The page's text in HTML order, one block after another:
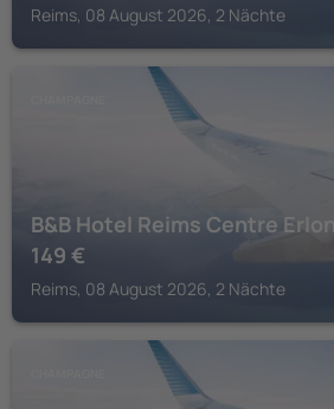
Reims, 08 August 2026, 2 Nächte
B&B Hotel Reims Centre Erlon
149 €
Reims, 08 August 2026, 2 Nächte